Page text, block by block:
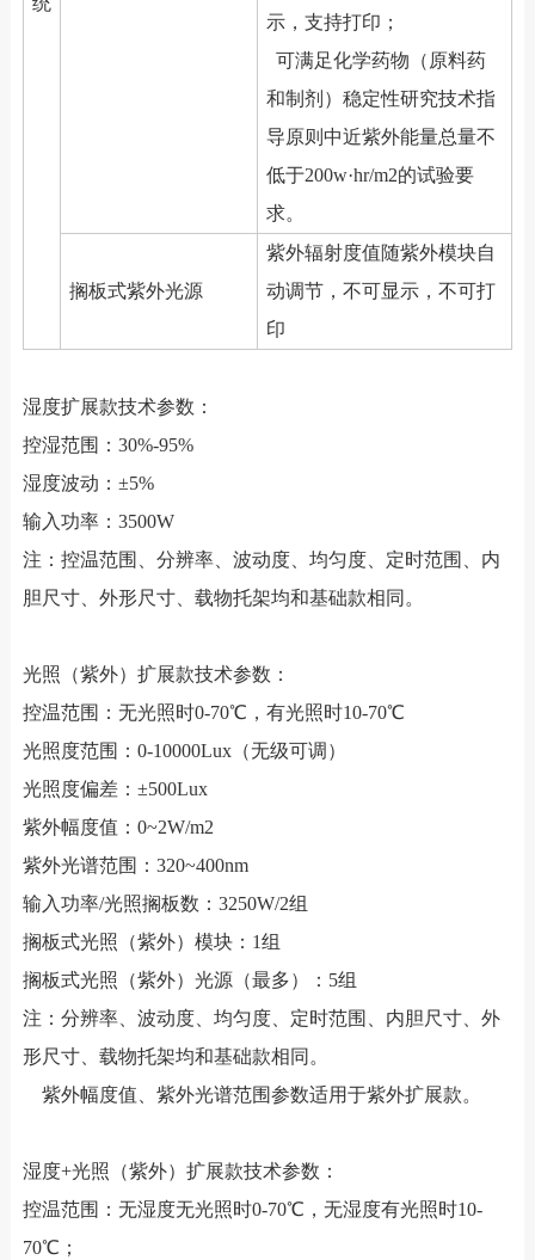
示，支持打印；
可满足化学药物（原料药
和制剂）稳定性研究技术指
导原则中近紫外能量总量不
低于200w·hr/m2的试验要
求。
搁板式紫外光源
紫外辐射度值随紫外模块自
动调节，不可显示，不可打
印
湿度扩展款技术参数：
控湿范围：30%-95%
湿度波动：±5%
输入功率：3500W
注：控温范围、分辨率、波动度、均匀度、定时范围、内
胆尺寸、外形尺寸、载物托架均和基础款相同。
光照（紫外）扩展款技术参数：
控温范围：无光照时0-70℃，有光照时10-70℃
光照度范围：0-10000Lux（无级可调）
光照度偏差：±500Lux
紫外幅度值：0~2W/m2
紫外光谱范围：320~400nm
输入功率/光照搁板数：3250W/2组
搁板式光照（紫外）模块：1组
搁板式光照（紫外）光源（最多）：5组
注：分辨率、波动度、均匀度、定时范围、内胆尺寸、外
形尺寸、载物托架均和基础款相同。
紫外幅度值、紫外光谱范围参数适用于紫外扩展款。
湿度+光照（紫外）扩展款技术参数：
控温范围：无湿度无光照时0-70℃，无湿度有光照时10-
70℃；